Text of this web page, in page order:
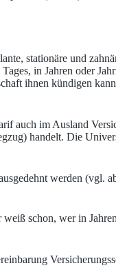
stationäre und
in Jahren oder
ihnen kündigen
auch im Ausland
handelt. Die
werden (vgl.
schon, wer in